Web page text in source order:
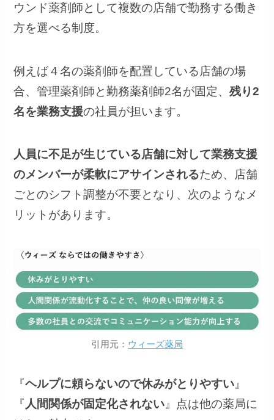
ウンド薬剤師として複数の店舗で勤務する働き
方を選べる制度。
例えば４名の薬剤師を配置している店舗の場
合、管理薬剤師と勤務薬剤師2名が固定、残り2
名を業務支援の社員が担います。
人員に不足が生じている店舗に対して業務支援
のメンバーが柔軟にアサインされるため、店舗
ごとのシフト調整が不要となり、次のようなメ
リットがあります。
引用元： ウィーズ薬局
『ヘルプに頼らないので休みがとりやすい 』
『 人間関係が固定化されない 』点は他の薬局に